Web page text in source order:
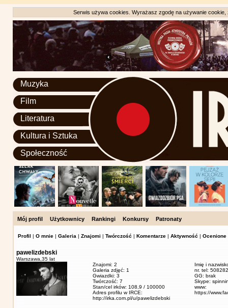
Serwis używa cookies. Wyrażasz zgodę na używanie
Muzyka
Film
Literatura
Kultura i Sztuka
Społeczność
Mój profil Użytkownicy Rankingi Konkursy Patronaty
Profil | O mnie | Galeria | Znajomi | Twórczość | Komentarze | Aktywność | Ocenione
pawelizdebski
Warszawa, 35 lat
Znajomi: 2
Galeria zdjęć: 1
Gwiazdki: 3
Twórczość: 7
Stan/cel irków: 108,9 / 100000
Adres profilu w IRCE:
http://irka.com.pl/u/pawelizdebski
Imię i
nr. tel:
GG: brak
Skype:
www:
https://